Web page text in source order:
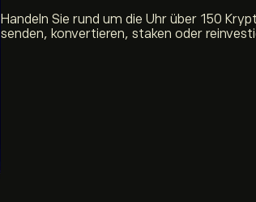
Handeln Sie rund um die Uhr über 150
senden, konvertieren, staken oder